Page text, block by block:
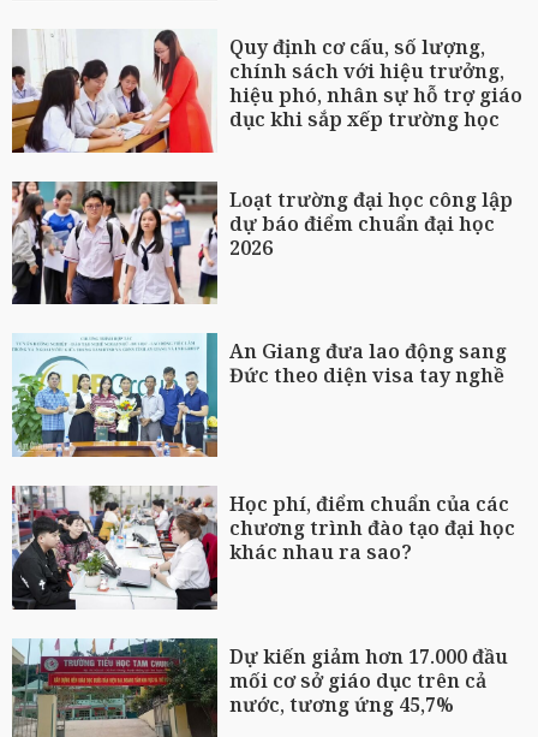
Quy định cơ cấu, số lượng,
chính sách với hiệu trưởng,
hiệu phó, nhân sự hỗ trợ giáo
dục khi sắp xếp trường học
Loạt trường đại học công lập
dự báo điểm chuẩn đại học
2026
An Giang đưa lao động sang
Đức theo diện visa tay nghề
Học phí, điểm chuẩn của các
chương trình đào tạo đại học
khác nhau ra sao?
Dự kiến giảm hơn 17.000 đầu
mối cơ sở giáo dục trên cả
nước, tương ứng 45,7%